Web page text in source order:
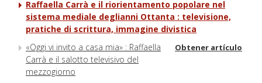
Raffaella Carrà e il riorientamento popolare nel
sistema mediale deglianni Ottanta : televisione,
pratiche di scrittura, immagine divistica
«Oggi vi invito a casa mia» : Raffaella
Carrà e il salotto televisivo del
mezzogiorno
Obtener artículo